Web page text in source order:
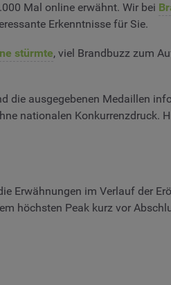
Mal online erwähnt. Wir bei
Erkenntnisse für Sie.
stürmte, viel Brandbuzz zum
die ausgegebenen Medaillen
nationalen Konkurrenzdruck.
Erwähnungen im Verlauf der
höchsten Peak kurz vor